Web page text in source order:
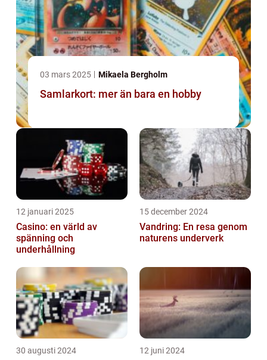
03 mars 2025 Mikaela Bergholm
Samlarkort: mer än bara en hobby
12 januari 2025
Casino: en värld av
spänning och
underhållning
15 december 2024
Vandring: En resa genom
naturens underverk
30 augusti 2024 12 juni 2024